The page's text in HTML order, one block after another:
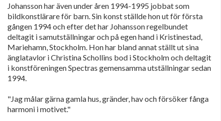
Johansson har även under åren 1994-1995 jobbat som
bildkonstlärare för barn. Sin konst ställde hon ut för första
gången 1994 och efter det har Johansson regelbundet
deltagit i samutställningar och på egen hand i Kristinestad,
Mariehamn, Stockholm. Hon har bland annat ställt ut sina
änglatavlor i Christina Schollins bod i Stockholm och deltagit
i konstföreningen Spectras gemensamma utställningar sedan
1994.
"Jag målar gärna gamla hus, gränder, hav och försöker fånga
harmoni i motivet."